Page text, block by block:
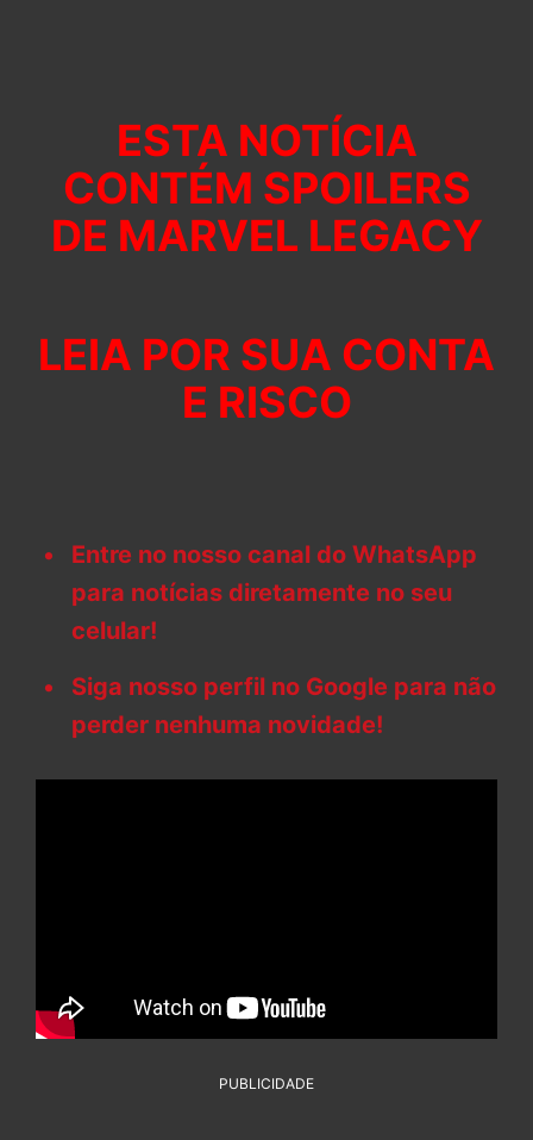
ESTA NOTÍCIA
CONTÉM SPOILERS
DE MARVEL LEGACY
LEIA POR SUA CONTA
E RISCO
Entre no nosso canal do WhatsApp
para notícias diretamente no seu
celular!
Siga nosso perfil no Google para não
perder nenhuma novidade!
PUBLICIDADE